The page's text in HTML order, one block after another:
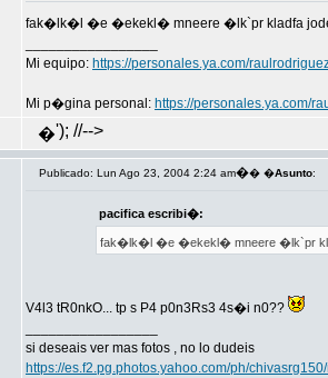
fak�lk�l �e �ekekl� mneere �lk`pr kladfa
Mi equipo: https://personales.ya.com/
Mi p�gina personal: https://personales.ya.com/
�'); //-->
Publicado: Lun Ago 23, 2004 2:24 am�� �Asunto:
pacifica escribi�:
fak�lk�l �e �ekekl� mneere �lk`pr
V4l3 tR0nkO... tp s P4 p0n3Rs3 4s�i n0??
si deseais ver mas fotos , no lo dudeis
https://es.f2.pg.photos.yahoo.com/ph/